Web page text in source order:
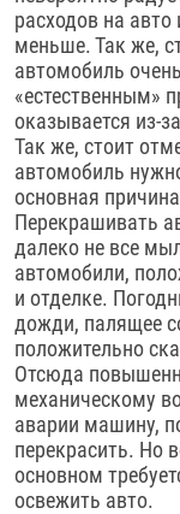
расходов на
меньше. Так же,
автомобиль
«естественным»
оказывается из-
Так же, стоит
автомобиль
основная
Перекрашивать
далеко не все
автомобили,
и отделке.
дожди, палящее
положительно
Отсюда
механическому
аварии машину,
перекрасить. Но
основном
освежить авто.